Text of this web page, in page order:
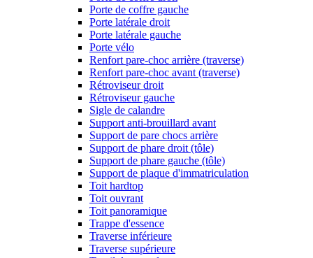
Porte de coffre gauche
Porte latérale droit
Porte latérale gauche
Porte vélo
Renfort pare-choc arrière (traverse)
Renfort pare-choc avant (traverse)
Rétroviseur droit
Rétroviseur gauche
Sigle de calandre
Support anti-brouillard avant
Support de pare chocs arrière
Support de phare droit (tôle)
Support de phare gauche (tôle)
Support de plaque d'immatriculation
Toit hardtop
Toit ouvrant
Toit panoramique
Trappe d'essence
Traverse inférieure
Traverse supérieure